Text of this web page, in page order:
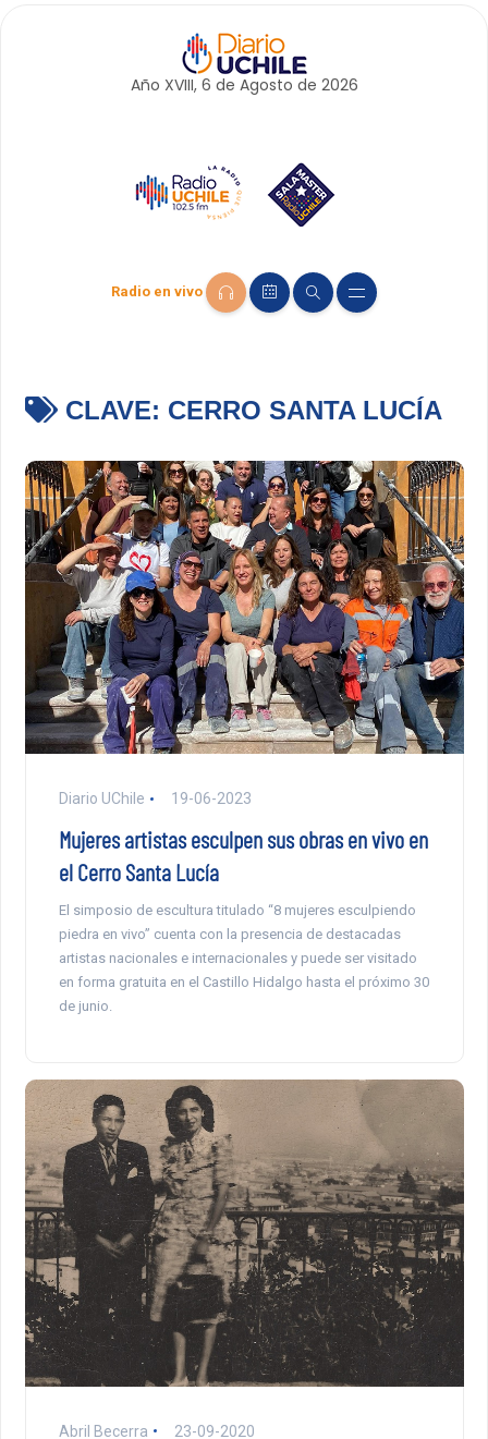
Año XVIII, 6 de Agosto de 2026
Radio en vivo
CLAVE: CERRO SANTA LUCÍA
Diario UChile 19-06-2023
Mujeres artistas esculpen sus obras en vivo en
el Cerro Santa Lucía
El simposio de escultura titulado “8 mujeres esculpiendo
piedra en vivo” cuenta con la presencia de destacadas
artistas nacionales e internacionales y puede ser visitado
en forma gratuita en el Castillo Hidalgo hasta el próximo 30
de junio.
Abril Becerra 23-09-2020